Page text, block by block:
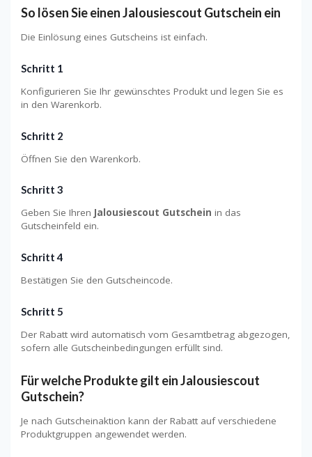
So lösen Sie einen Jalousiescout Gutschein ein
Die Einlösung eines Gutscheins ist einfach.
Schritt 1
Konfigurieren Sie Ihr gewünschtes Produkt und legen Sie es
in den Warenkorb.
Schritt 2
Öffnen Sie den Warenkorb.
Schritt 3
Geben Sie Ihren Jalousiescout Gutschein in das
Gutscheinfeld ein.
Schritt 4
Bestätigen Sie den Gutscheincode.
Schritt 5
Der Rabatt wird automatisch vom Gesamtbetrag abgezogen,
sofern alle Gutscheinbedingungen erfüllt sind.
Für welche Produkte gilt ein Jalousiescout
Gutschein?
Je nach Gutscheinaktion kann der Rabatt auf verschiedene
Produktgruppen angewendet werden.